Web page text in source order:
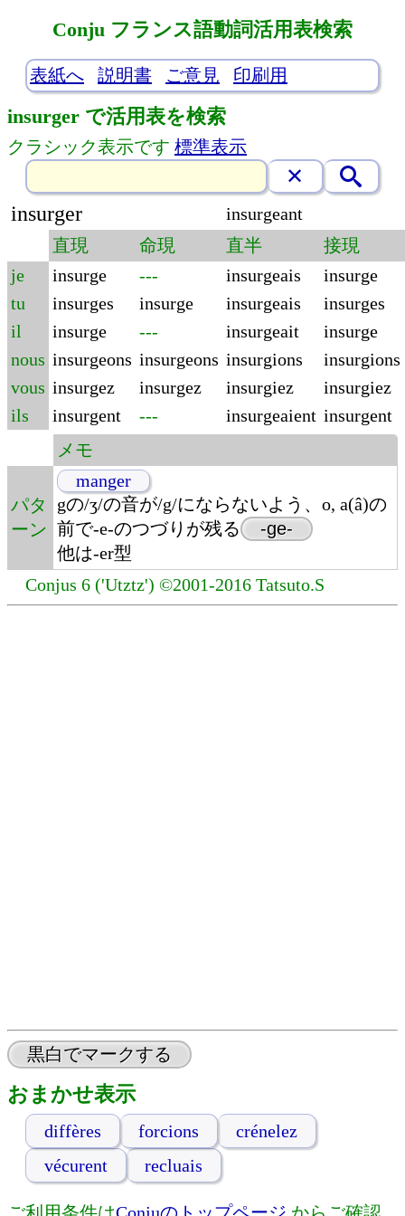
Conju フランス語動詞活用表検索
表紙へ 説明書 ご意見 印刷用
insurger で活用表を検索
クラシック表示です 標準表示
insurger
insurgeant
直現
命現 直半
接現
je
insurge --- insurgeais
insurge
tu
insurges insurge insurgeais
insurges
il
insurge --- insurgeait
insurge
nous insurgeons insurgeons insurgions
insurgions
vous insurgez insurgez insurgiez
insurgiez
ils
insurgent --- insurgeaient insurgent
メモ
パタ
ーン
manger
gの/ʒ/の音が/g/にならないよう、o, a(â)の
前で-e-のつづりが残る
-ge-
他は-er型
Conjus 6 ('Utztz') ©2001-2016 Tatsuto.S
黒白でマークする
おまかせ表示
diffères forcions
crénelez
vécurent
recluais